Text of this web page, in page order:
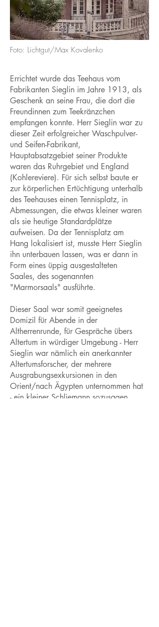
Foto: Lichtgut/Max Kovalenko
Errichtet wurde das Teehaus vom
Fabrikanten Sieglin im Jahre 1913, als
Geschenk an seine Frau, die dort die
Freundinnen zum Teekränzchen
empfangen konnte. Herr Sieglin war zu
dieser Zeit erfolgreicher Waschpulver-
und Seifen-Fabrikant,
Hauptabsatzgebiet seiner Produkte
waren das Ruhrgebiet und England
(Kohlereviere). Für sich selbst baute er
zur körperlichen Ertüchtigung unterhalb
des Teehauses einen Tennisplatz, in
Abmessungen, die etwas kleiner waren
als sie heutige Standardplätze
aufweisen. Da der Tennisplatz am
Hang lokalisiert ist, musste Herr Sieglin
ihn unterbauen lassen, was er dann in
Form eines üppig ausgestalteten
Saales, des sogenannten
"Marmorsaals" ausführte.
Dieser Saal war somit geeignetes
Domizil für Abende in der
Altherrenrunde, für Gespräche übers
Altertum in würdiger Umgebung - Herr
Sieglin war nämlich ein anerkannter
Altertumsforscher, der mehrere
Ausgrabungsexkursionen in den
Orient/nach Ägypten unternommen hat
- ein kleiner Schliemann sozusagen.